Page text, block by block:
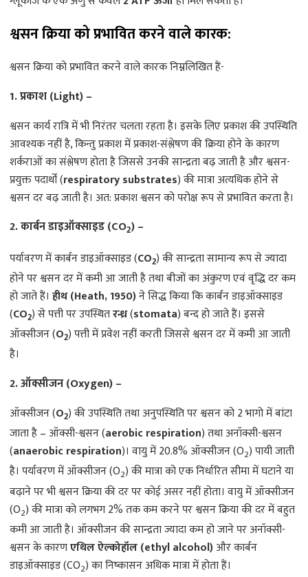
श्वसन क्रिया को प्रभावित करने वाले कारक:
श्वसन क्रिया को प्रभावित करने वाले कारक निम्नलिखित हैं-
1. प्रकाश (Light) –
श्वसन कार्य रात्रि में भी निरंतर चलता रहता है। इसके लिए प्रकाश की उपस्थिति
आवश्यक नहीं है, किन्तु प्रकाश में प्रकाश-संश्लेषण की क्रिया होने के कारण
शर्कराओं का संश्लेषण होता है जिससे उनकी सान्द्रता बढ़ जाती है और श्वसन-
प्रयुक्त पदार्थों (respiratory substrates) की मात्रा अत्यधिक होने से
श्वसन दर बढ़ जाती है। अत: प्रकाश श्वसन को परोक्ष रूप से प्रभावित करता है।
2. कार्बन डाइऑक्साइड (CO2) –
पर्यावरण में कार्बन डाइऑक्साइड (CO2) की सान्द्रता सामान्य रूप से ज्यादा
होने पर श्वसन दर में कमी आ जाती है तथा बीजों का अंकुरण एवं वृद्धि दर कम
हो जाते हैं। हीथ (Heath, 1950)ने सिद्ध किया कि कार्बन डाइऑक्साइड
(CO2) से पत्ती पर उपस्थितरन्ध्र(stomata) बन्द हो जाते हैं। इससे
ऑक्सीजन (O2) पत्ती में प्रवेश नहीं करती जिससे श्वसन दर में कमी आ जाती
है।
2. ऑक्सीजन (Oxygen) –
ऑक्सीजन (O2) की उपस्थिति तथा अनुपस्थिति पर श्वसन को 2 भागो में बांटा
जाता है – ऑक्सी-श्वसन (aerobic respiration) तथा अनॉक्सी-श्वसन
(anaerobic respiration)। वायु में 20.8% ऑक्सीजन (O2) पायी जाती
है। पर्यावरण में ऑक्सीजन (O2) की मात्रा को एक निर्धारित सीमा में घटाने या
बढ़ाने पर भी श्वसन क्रिया की दर पर कोई असर नहीं होता। वायु में ऑक्सीजन
(O2) की मात्रा को लगभग 2% तक कम करने पर श्वसन क्रिया की दर में बहुत
कमी आ जाती है। ऑक्सीजन की सान्द्रता ज्यादा कम हो जाने पर अनॉक्सी-
श्वसन के कारणएथिल ऐल्कोहॉल (ethyl alcohol)और कार्बन
डाइऑक्साइड (CO2) का निष्कासन अधिक मात्रा में होता हैं।